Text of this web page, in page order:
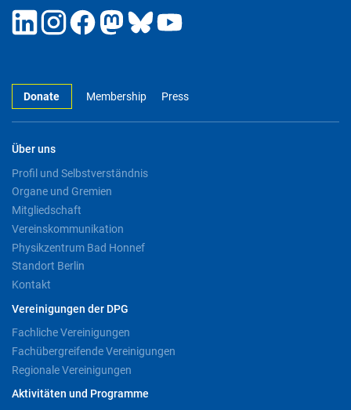
Donate Membership Press
Über uns
Profil und Selbstverständnis
Organe und Gremien
Mitgliedschaft
Vereinskommunikation
Physikzentrum Bad Honnef
Standort Berlin
Kontakt
Vereinigungen der DPG
Fachliche Vereinigungen
Fachübergreifende Vereinigungen
Regionale Vereinigungen
Aktivitäten und Programme